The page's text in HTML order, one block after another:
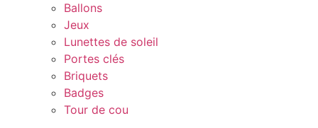
Ballons
Jeux
Lunettes de soleil
Portes clés
Briquets
Badges
Tour de cou